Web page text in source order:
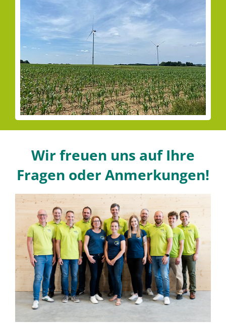
Wir freuen uns auf Ihre
Fragen oder Anmerkungen!